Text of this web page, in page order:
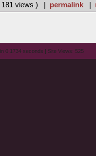
181 views ) | permalink |
0.1734 seconds | Site Views: 525